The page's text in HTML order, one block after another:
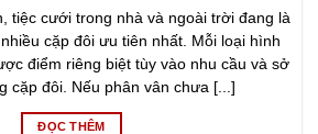
tiệc cưới trong nhà và ngoài trời đang là
cặp đôi ưu tiên nhất. Mỗi loại hình
điểm riêng biệt tùy vào nhu cầu và sở
cặp đôi. Nếu phân vân chưa [...]
ĐỌC THÊM